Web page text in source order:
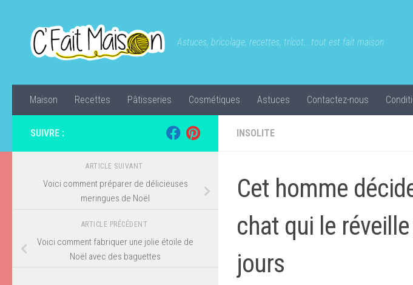
Astuces, bricolage, recettes, tricot...tout est fait maison
Maison Recettes Pâtisseries Cosmétiques Astuces Contactez-nous
INSOLITE
Cet homme
chat qui le
jours
SUIVRE :
ARTICLE SUIVANT
Voici comment préparer de délicieuses
meringues de Noël
ARTICLE PRÉCÉDENT
Voici comment fabriquer une jolie étoile de
Noël avec des baguettes